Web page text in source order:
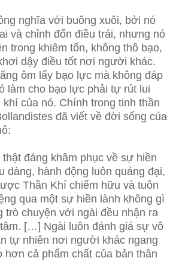
nghĩa với buông xuôi, bởi nó
và chỉnh đốn điều trái, nhưng nó
trong khiêm tốn, không thô bạo,
dậy điều tốt nơi người khác.
ôm lấy bạo lực mà không đáp
làm cho bạo lực phải tự rút lui
của nó. Chính trong tinh thần
đã viết về đời sống của
thật đáng khâm phục về sự hiền
dàng, hành động luôn quảng đại,
Thần Khí chiếm hữu và tuôn
qua một sự hiền lành không gì
trò chuyện với ngài đều nhận ra
[…] Ngài luôn đánh giá sự vô
tự nhiên nơi người khác ngang
hơn cả phẩm chất của bản thân